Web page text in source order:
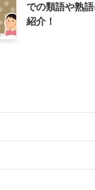
での類語や熟
紹介！